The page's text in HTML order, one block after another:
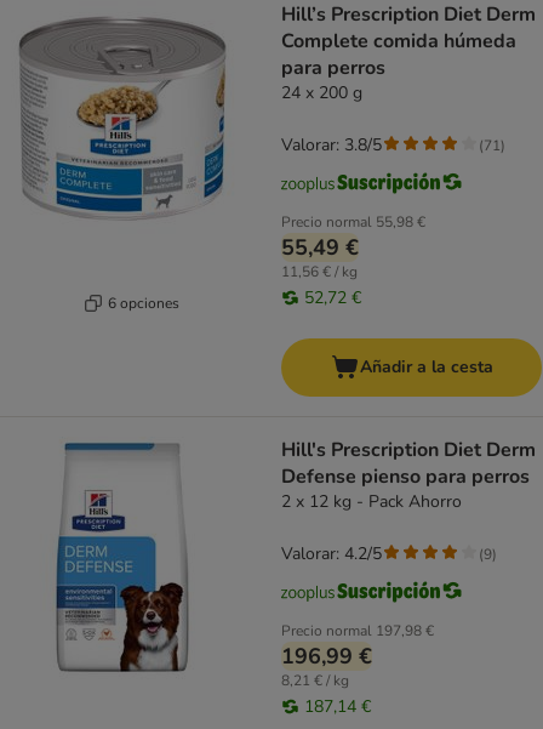
6 opciones
Hill’s Prescription Diet Derm
Complete comida húmeda
para perros
24 x 200 g
Precio normal 55,98 €
55,49 €
11,56 € / kg
52,72 €
Valorar: 3.8/5 (71)
Añadir a la cesta
Hill's Prescription Diet Derm
Defense pienso para perros
2 x 12 kg - Pack Ahorro
Precio normal 197,98 €
196,99 €
8,21 € / kg
187,14 €
Valorar: 4.2/5 (9)